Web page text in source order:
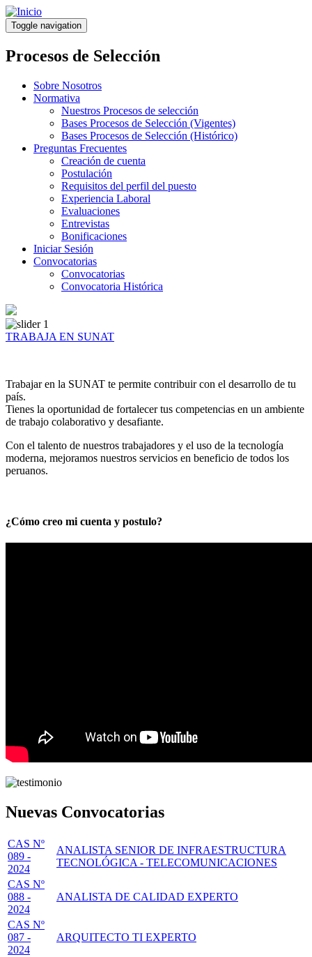
Pasar
al
contenido
principal
Toggle navigation
Procesos de Selección
Sobre Nosotros
Normativa
Nuestros Procesos de selección
Bases Procesos de Selección (Vigentes)
Bases Procesos de Selección (Histórico)
Preguntas Frecuentes
Creación de cuenta
Postulación
Requisitos del perfil del puesto
Experiencia Laboral
Evaluaciones
Entrevistas
Bonificaciones
Iniciar Sesión
Convocatorias
Convocatorias
Convocatoria Histórica
TRABAJA EN SUNAT
Trabajar en la SUNAT te permite contribuir con el desarrollo de tu
país.
Tienes la oportunidad de fortalecer tus competencias en un ambiente
de trabajo colaborativo y desafiante.
Con el talento de nuestros trabajadores y el uso de la tecnología
moderna, mejoramos nuestros servicios en beneficio de todos los
peruanos.
¿Cómo creo mi cuenta y postulo?
Nuevas Convocatorias
CAS Nº
089 -
2024
ANALISTA SENIOR DE INFRAESTRUCTURA
TECNOLÓGICA - TELECOMUNICACIONES
CAS Nº
088 -
2024
ANALISTA DE CALIDAD EXPERTO
CAS Nº
087 -
2024
ARQUITECTO TI EXPERTO